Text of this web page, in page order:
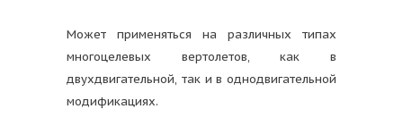
Может применяться на различных типах
многоцелевых вертолетов, как в
двухдвигательной, так и в однодвигательной
модификациях.